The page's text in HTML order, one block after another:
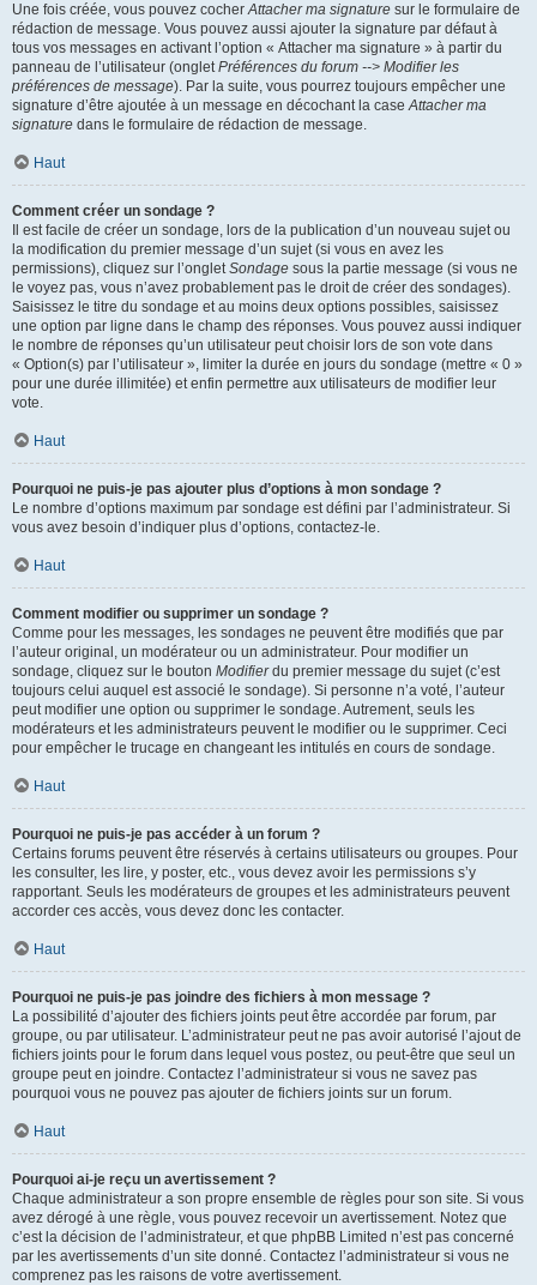
Une fois créée, vous pouvez cocherAttacher ma signature sur le formulaire de
rédaction de message. Vous pouvez aussi ajouter la signature par défaut à
tous vos messages en activant l’option « Attacher ma signature » à partir du
panneau de l’utilisateur (ongletPréférences du forum --> Modifier les
préférences de message). Par la suite, vous pourrez toujours empêcher une
signature d’être ajoutée à un message en décochant la caseAttacher ma
signature dans le formulaire de rédaction de message.
Haut
Comment créer un sondage ?
Il est facile de créer un sondage, lors de la publication d’un nouveau sujet ou
la modification du premier message d’un sujet (si vous en avez les
permissions), cliquez sur l’ongletSondage sous la partie message (si vous ne
le voyez pas, vous n’avez probablement pas le droit de créer des sondages).
Saisissez le titre du sondage et au moins deux options possibles, saisissez
une option par ligne dans le champ des réponses. Vous pouvez aussi indiquer
le nombre de réponses qu’un utilisateur peut choisir lors de son vote dans
« Option(s) par l’utilisateur », limiter la durée en jours du sondage (mettre « 0 »
pour une durée illimitée) et enfin permettre aux utilisateurs de modifier leur
vote.
Haut
Pourquoi ne puis-je pas ajouter plus d’options à mon sondage ?
Le nombre d’options maximum par sondage est défini par l’administrateur. Si
vous avez besoin d’indiquer plus d’options, contactez-le.
Haut
Comment modifier ou supprimer un sondage ?
Comme pour les messages, les sondages ne peuvent être modifiés que par
l’auteur original, un modérateur ou un administrateur. Pour modifier un
sondage, cliquez sur le bouton Modifierdu premier message du sujet (c’est
toujours celui auquel est associé le sondage). Si personne n’a voté, l’auteur
peut modifier une option ou supprimer le sondage. Autrement, seuls les
modérateurs et les administrateurs peuvent le modifier ou le supprimer. Ceci
pour empêcher le trucage en changeant les intitulés en cours de sondage.
Haut
Pourquoi ne puis-je pas accéder à un forum ?
Certains forums peuvent être réservés à certains utilisateurs ou groupes. Pour
les consulter, les lire, y poster, etc., vous devez avoir les permissions s’y
rapportant. Seuls les modérateurs de groupes et les administrateurs peuvent
accorder ces accès, vous devez donc les contacter.
Haut
Pourquoi ne puis-je pas joindre des fichiers à mon message ?
La possibilité d’ajouter des fichiers joints peut être accordée par forum, par
groupe, ou par utilisateur. L’administrateur peut ne pas avoir autorisé l’ajout de
fichiers joints pour le forum dans lequel vous postez, ou peut-être que seul un
groupe peut en joindre. Contactez l’administrateur si vous ne savez pas
pourquoi vous ne pouvez pas ajouter de fichiers joints sur un forum.
Haut
Pourquoi ai-je reçu un avertissement ?
Chaque administrateur a son propre ensemble de règles pour son site. Si vous
avez dérogé à une règle, vous pouvez recevoir un avertissement. Notez que
c’est la décision de l’administrateur, et que phpBB Limited n’est pas concerné
par les avertissements d’un site donné. Contactez l’administrateur si vous ne
comprenez pas les raisons de votre avertissement.